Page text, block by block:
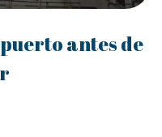
antes de